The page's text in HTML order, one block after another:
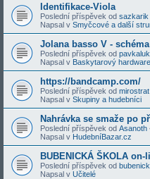
Identifikace-Viola
Poslední příspěvek od sazkarik
Napsal v Smyčcové a další
Jolana basso V -
Poslední příspěvek od pavkaluk
Napsal v Baskytarový
https://bandcamp.com/
Poslední příspěvek od mirostrat
Napsal v Skupiny a hudebníci
Nahrávka se smaže po
Poslední příspěvek od Asanoth
Napsal v HudebníBazar.cz
BUBENICKÁ ŠKOLA on-
Poslední příspěvek od
Napsal v Učitelé